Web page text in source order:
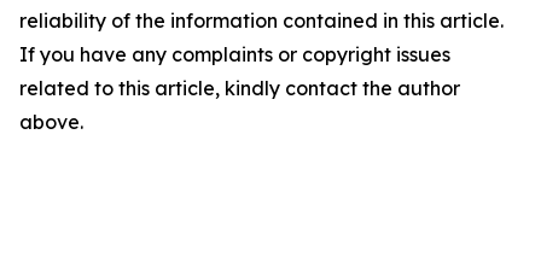
reliability of the information contained in this article.
If you have any complaints or copyright issues
related to this article, kindly contact the author
above.